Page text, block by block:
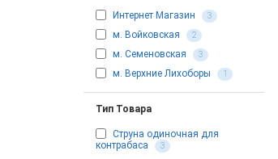
Интернет Магазин 3
м. Войковская 2
м. Семеновская 3
м. Верхние Лихоборы 1
Тип Товара
Струна одиночная для
контрабаса
3